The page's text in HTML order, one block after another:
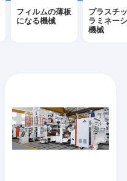
フィルムの薄板
になる機械
プラスチ
ラミネー
機械